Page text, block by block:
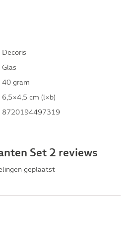
Decoris
Glas
40 gram
6,5×4,5 cm (l×b)
8720194497319
Set 2 reviews
geplaatst